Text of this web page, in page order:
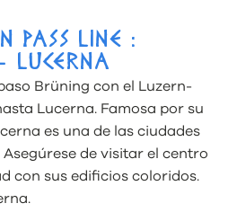
PASS LINE :
LUCERNA
Brüning con el Luzern-
Lucerna. Famosa por su
es una de las ciudades
Asegúrese de visitar el centro
con sus edificios coloridos.